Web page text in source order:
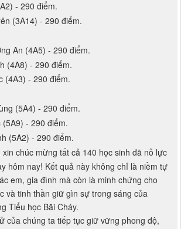
- 290 điểm.
(3A14) - 290 điểm.
An (4A5) - 290 điểm.
(4A8) - 290 điểm.
(4A3) - 290 điểm.
(5A4) - 290 điểm.
- 290 điểm.
(5A2) - 290 điểm.
xin chúc mừng tất cả 140 học sinh đã nỗ lực
hôm nay! Kết quả này không chỉ là niềm tự
em, gia đình mà còn là minh chứng cho
và tinh thần giữ gìn sự trong sáng của
Tiểu học Bãi Cháy.
của chúng ta tiếp tục giữ vững phong độ,